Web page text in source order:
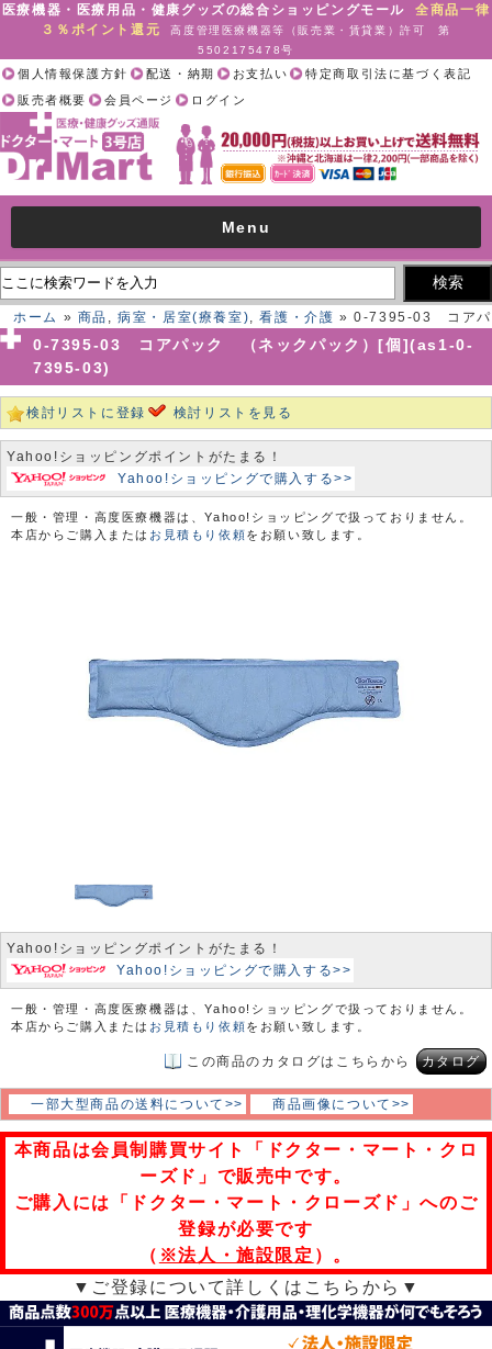
医療機器・医療用品・健康グッズの総合ショッピングモール全商品一律
３％ポイント還元
高度管理医療機器等（販売業・賃貸業）許可 第
5502175478号
個人情報保護方針 配送・納期 お支払い
特定商取引法に基づく表記
販売者概要
会員ページ ログイン
Menu
ホーム » 商品 ,病室・居室(療養室),看護・介護 » 0-7395-03 コアパ
ック （ネックパック）[個](as1-0-7395-03)
0-7395-03 コアパック （ネックパック）[個](as1-0-
7395-03)
検討リストに登録 検討リストを見る
Yahoo!ショッピングポイントがたまる！
Yahoo!ショッピングで購入する>>
一般・管理・高度医療機器は、Yahoo!ショッピングで扱っておりません。
本店からご購入または お見積もり依頼をお願い致します。
Yahoo!ショッピングポイントがたまる！
Yahoo!ショッピングで購入する>>
一般・管理・高度医療機器は、Yahoo!ショッピングで扱っておりません。
本店からご購入または お見積もり依頼をお願い致します。
この商品のカタログはこちらから カタログ
一部大型商品の送料について>> 商品画像について>>
本商品は会員制購買サイト「ドクター・マート・クロ
ーズド」で販売中です。
ご購入には「ドクター・マート・クローズド」へのご
登録が必要です
（ ※法人・施設限定 ）。
▼ご登録について詳しくはこちらから▼